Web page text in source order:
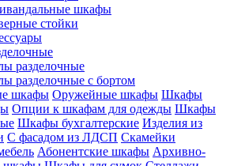
шкафы
стойки
разделочные
разделочные с бортом
шкафы Оружейные шкафы Шкафы
Опции к шкафам для одежды Шкафы
Шкафы бухгалтерские Изделия из
С фасадом из ЛДСП Скамейки
Абонентские шкафы Архивно-